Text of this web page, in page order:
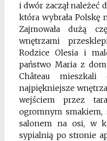
i dwór zaczął należeć
która wybrała Polskę
Zajmowała dużą
wnętrzami
Rodzice Olesia i
państwo Maria z
Château
najpiękniejsze
wejściem przez
ogromnym
salonem na osi, w
sypialnią po stronie